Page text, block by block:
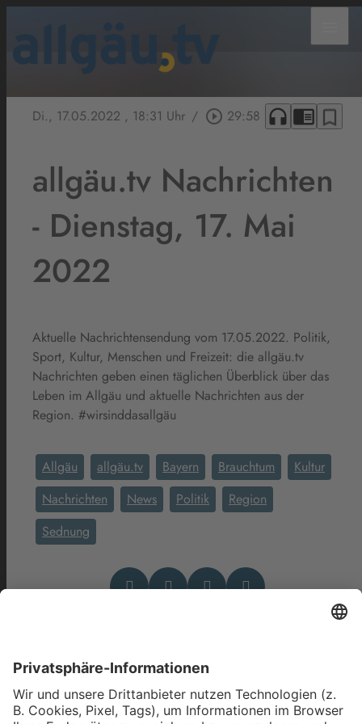
Di., 17.05.2022 , 18:31 Uhr / play_circle_outline 29:58 headphones chrome_reader_mode bookmark_border
allgäu.tv Nachrichten
- Dienstag, 17. Mai
2022
Aktuelle Nachrichtensendung vom 17.05.2022. Politik,
Sport, Kultur, Menschen und Freizeit: die allgäu.tv
Nachrichten geben einen täglichen Überblick über das
Leben im Allgäu und aktuelle Nachrichten aus der
Region. #wirsinddasallgäu
Allgäu allgäu.tv Bayern Brauchtum
Kultur
Nachrichten
News Politik
Region
Sednung
Das könnte Dich auch
interessieren